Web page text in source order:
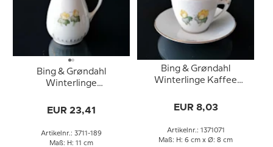
Bing & Grøndahl
Winterlinge
2,5 dl
EUR 23,41
Artikelnr.: 3711-189
Maß: H: 11 cm
Bing & Grøndahl
Winterlinge Kaffee
102, 305 oder 071, 1,25 dl
EUR 8,03
Artikelnr.: 1371071
Maß: H: 6 cm x Ø: 8 cm